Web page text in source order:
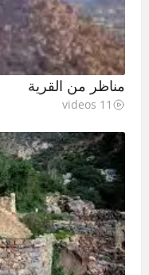
مناظر من القرية
11 videos